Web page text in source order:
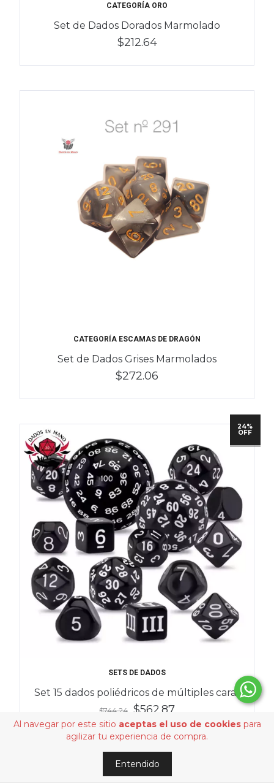
Al navegar por este sitio aceptas el uso de cookiespara
agilizar tu experiencia de compra.
Entendido
CATEGORÍA ORO
Set de Dados Dorados Marmolado
$212.64
CATEGORÍA ESCAMAS DE DRAGÓN
Set de Dados Grises Marmolados
$272.06
24%
OFF
SETS DE DADOS
Set 15 dados poliédricos de múltiples caras
$744.24 $562.87